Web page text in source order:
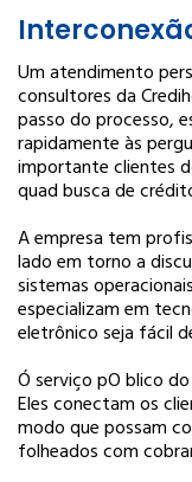
Um atendimento
consultores da
passo do processo,
rapidamente às
importante clientes
quad busca de
A empresa tem
lado em torno a
sistemas
especializam em
eletrônico seja fácil
Ó serviço pO blico
Eles conectam os
modo que possam
folheados com